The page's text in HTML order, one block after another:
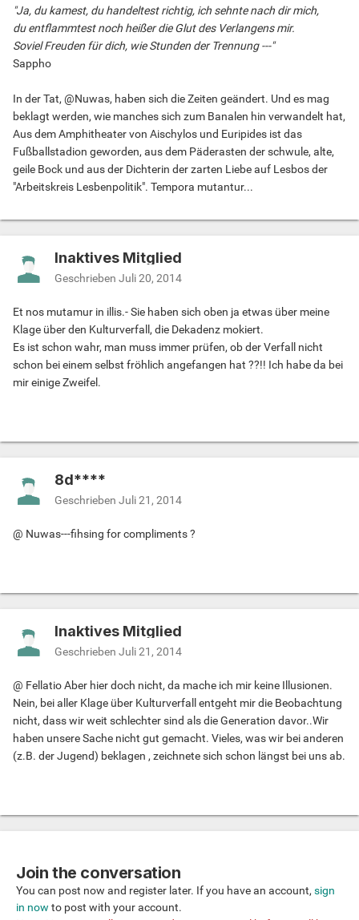
"Ja, du kamest, du handeltest richtig, ich sehnte nach dir mich,
du entflammtest noch heißer die Glut des Verlangens mir.
Soviel Freuden für dich, wie Stunden der Trennung ---"
Sappho
In der Tat, @Nuwas, haben sich die Zeiten geändert. Und es mag
beklagt werden, wie manches sich zum Banalen hin verwandelt hat,
Aus dem Amphitheater von Aischylos und Euripides ist das
Fußballstadion geworden, aus dem Päderasten der schwule, alte,
geile Bock und aus der Dichterin der zarten Liebe auf Lesbos der
"Arbeitskreis Lesbenpolitik". Tempora mutantur...
Inaktives Mitglied
Geschrieben Juli 20, 2014
Et nos mutamur in illis.- Sie haben sich oben ja etwas über meine
Klage über den Kulturverfall, die Dekadenz mokiert.
Es ist schon wahr, man muss immer prüfen, ob der Verfall nicht
schon bei einem selbst fröhlich angefangen hat ??!! Ich habe da bei
mir einige Zweifel.
8d****
Geschrieben Juli 21, 2014
@ Nuwas---fihsing for compliments ?
Inaktives Mitglied
Geschrieben Juli 21, 2014
@ Fellatio Aber hier doch nicht, da mache ich mir keine Illusionen.
Nein, bei aller Klage über Kulturverfall entgeht mir die Beobachtung
nicht, dass wir weit schlechter sind als die Generation davor..Wir
haben unsere Sache nicht gut gemacht. Vieles, was wir bei anderen
(z.B. der Jugend) beklagen , zeichnete sich schon längst bei uns ab.
Join the conversation
You can post now and register later. If you have an account, sign
in now to post with your account.